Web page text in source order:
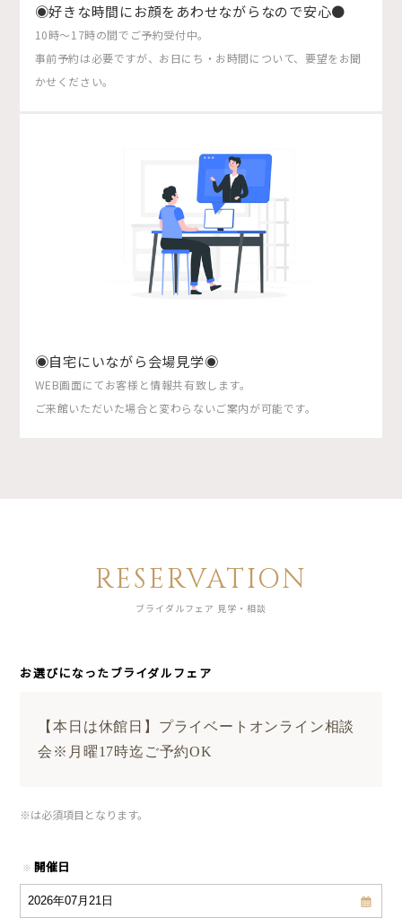
◉好きな時間にお顔をあわせながらなので安心●
10時〜17時の間でご予約受付中。
事前予約は必要ですが、お日にち・お時間について、要望をお聞
かせください。
◉自宅にいながら会場見学◉
WEB画面にてお客様と情報共有致します。
ご来館いただいた場合と変わらないご案内が可能です。
RESERVATION
ブライダルフェア 見学・相談
お選びになったブライダルフェア
【本日は休館日】プライベートオンライン相談
会※月曜17時迄ご予約OK
※は必須項目となります。
※ 開催日